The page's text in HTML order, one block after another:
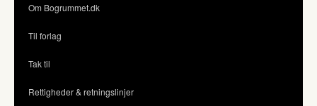
Om Bogrummet.dk
Til forlag
Tak til
Rettigheder & retningslinjer